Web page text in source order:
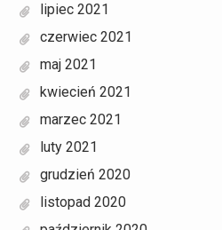
lipiec 2021
czerwiec 2021
maj 2021
kwiecień 2021
marzec 2021
luty 2021
grudzień 2020
listopad 2020